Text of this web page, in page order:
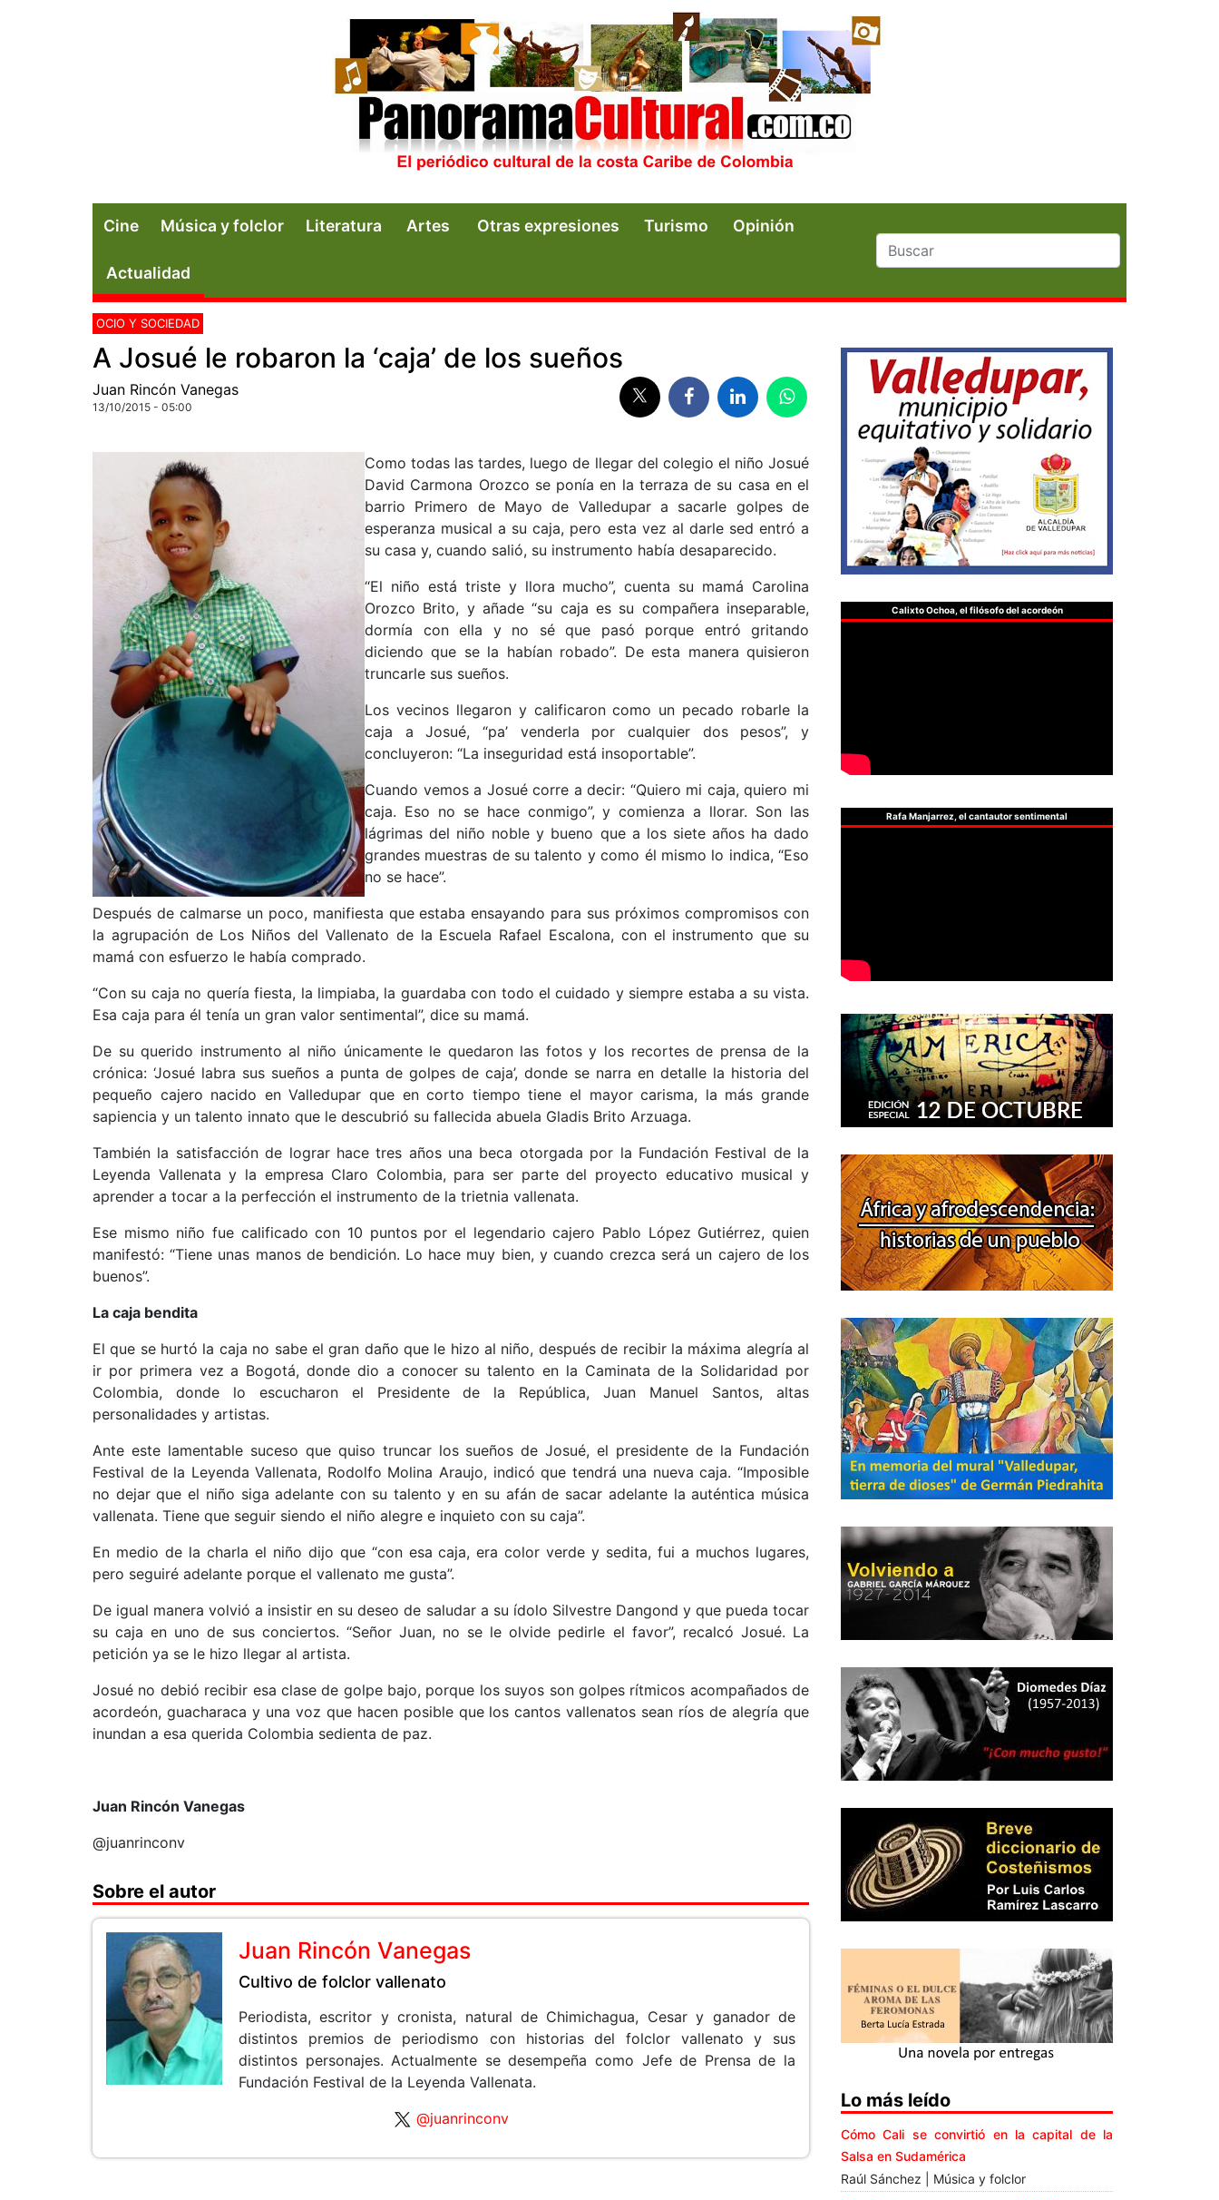
Cine Música y folclor Literatura Artes Otras expresiones Turismo Opinión
Actualidad
OCIO Y SOCIEDAD
A Josué le robaron la ‘caja’ de los sueños
Juan Rincón Vanegas
13/10/2015 - 05:00
Como todas las tardes, luego de llegar del colegio el niño Josué
David Carmona Orozco se ponía en la terraza de su casa en el
barrio Primero de Mayo de Valledupar a sacarle golpes de
esperanza musical a su caja, pero esta vez al darle sed entró a
su casa y, cuando salió, su instrumento había desaparecido.
“El niño está triste y llora mucho”, cuenta su mamá Carolina
Orozco Brito, y añade “su caja es su compañera inseparable,
dormía con ella y no sé que pasó porque entró gritando
diciendo que se la habían robado”. De esta manera quisieron
truncarle sus sueños.
Los vecinos llegaron y calificaron como un pecado robarle la
caja a Josué, “pa’ venderla por cualquier dos pesos”, y
concluyeron: “La inseguridad está insoportable”.
Cuando vemos a Josué corre a decir: “Quiero mi caja, quiero mi
caja. Eso no se hace conmigo”, y comienza a llorar. Son las
lágrimas del niño noble y bueno que a los siete años ha dado
grandes muestras de su talento y como él mismo lo indica, “Eso
no se hace”.
Después de calmarse un poco, manifiesta que estaba ensayando para sus próximos compromisos con
la agrupación de Los Niños del Vallenato de la Escuela Rafael Escalona, con el instrumento que su
mamá con esfuerzo le había comprado.
“Con su caja no quería fiesta, la limpiaba, la guardaba con todo el cuidado y siempre estaba a su vista.
Esa caja para él tenía un gran valor sentimental”, dice su mamá.
De su querido instrumento al niño únicamente le quedaron las fotos y los recortes de prensa de la
crónica: ‘Josué labra sus sueños a punta de golpes de caja’, donde se narra en detalle la historia del
pequeño cajero nacido en Valledupar que en corto tiempo tiene el mayor carisma, la más grande
sapiencia y un talento innato que le descubrió su fallecida abuela Gladis Brito Arzuaga.
También la satisfacción de lograr hace tres años una beca otorgada por la Fundación Festival de la
Leyenda Vallenata y la empresa Claro Colombia, para ser parte del proyecto educativo musical y
aprender a tocar a la perfección el instrumento de la trietnia vallenata.
Ese mismo niño fue calificado con 10 puntos por el legendario cajero Pablo López Gutiérrez, quien
manifestó: “Tiene unas manos de bendición. Lo hace muy bien, y cuando crezca será un cajero de los
buenos”.
La caja bendita
El que se hurtó la caja no sabe el gran daño que le hizo al niño, después de recibir la máxima alegría al
ir por primera vez a Bogotá, donde dio a conocer su talento en la Caminata de la Solidaridad por
Colombia, donde lo escucharon el Presidente de la República, Juan Manuel Santos, altas
personalidades y artistas.
Ante este lamentable suceso que quiso truncar los sueños de Josué, el presidente de la Fundación
Festival de la Leyenda Vallenata, Rodolfo Molina Araujo, indicó que tendrá una nueva caja. “Imposible
no dejar que el niño siga adelante con su talento y en su afán de sacar adelante la auténtica música
vallenata. Tiene que seguir siendo el niño alegre e inquieto con su caja”.
En medio de la charla el niño dijo que “con esa caja, era color verde y sedita, fui a muchos lugares,
pero seguiré adelante porque el vallenato me gusta”.
De igual manera volvió a insistir en su deseo de saludar a su ídolo Silvestre Dangond y que pueda tocar
su caja en uno de sus conciertos. “Señor Juan, no se le olvide pedirle el favor”, recalcó Josué. La
petición ya se le hizo llegar al artista.
Josué no debió recibir esa clase de golpe bajo, porque los suyos son golpes rítmicos acompañados de
acordeón, guacharaca y una voz que hacen posible que los cantos vallenatos sean ríos de alegría que
inundan a esa querida Colombia sedienta de paz.
Juan Rincón Vanegas
@juanrinconv
Sobre el autor
Juan Rincón Vanegas
Cultivo de folclor vallenato
Periodista, escritor y cronista, natural de Chimichagua, Cesar y ganador de
distintos premios de periodismo con historias del folclor vallenato y sus
distintos personajes. Actualmente se desempeña como Jefe de Prensa de la
Fundación Festival de la Leyenda Vallenata.
@juanrinconv
Calixto Ochoa, el filósofo del acordeón
Rafa Manjarrez, el cantautor sentimental
Lo más leído
Cómo Cali se convirtió en la capital de la
Salsa en Sudamérica
Raúl Sánchez | Música y folclor